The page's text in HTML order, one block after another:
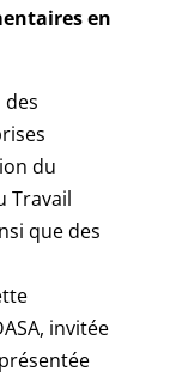
en
du
Travail
que des
invitée